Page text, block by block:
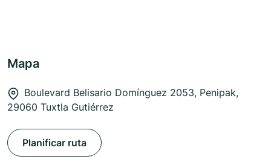
Mapa
Boulevard Belisario Domínguez 2053, Penipak,
29060 Tuxtla Gutiérrez
Planificar ruta